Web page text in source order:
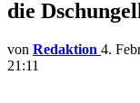
die
von Redaktion 4.
21:11